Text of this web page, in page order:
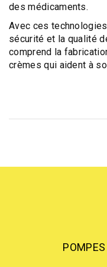
des médicaments.
Avec ces
sécurité et la qualité
comprend la
crèmes qui aident à